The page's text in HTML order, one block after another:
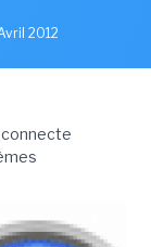
2012
connecte